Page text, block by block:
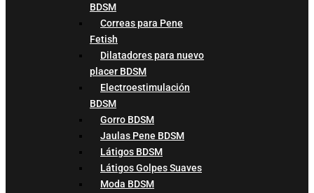
BDSM
Correas para Pene
Fetish
Dilatadores para nuevo
placer BDSM
Electroestimulación
BDSM
Gorro BDSM
Jaulas Pene BDSM
Látigos BDSM
Látigos Golpes Suaves
Moda BDSM